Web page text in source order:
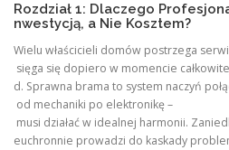
Rozdział 1: Dlaczego
nwestycją, a Nie Kosztem?
Wielu właścicieli domów postrzega
sięga się dopiero w momencie
d. Sprawna brama to system naczyń
od mechaniki po elektronikę –
musi działać w idealnej harmonii.
euchronnie prowadzi do kaskady